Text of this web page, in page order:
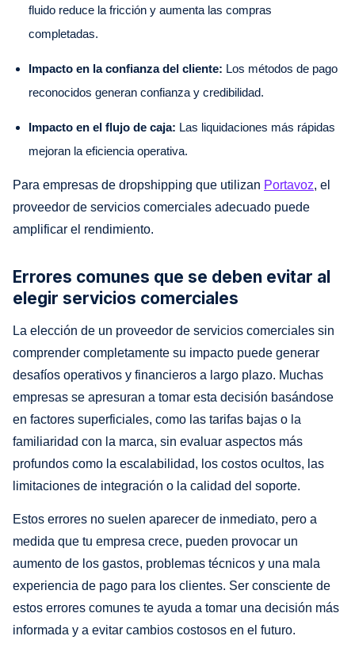
fluido reduce la fricción y aumenta las compras
completadas.
Impacto en la confianza del cliente: Los métodos de pago
reconocidos generan confianza y credibilidad.
Impacto en el flujo de caja: Las liquidaciones más rápidas
mejoran la eficiencia operativa.
Para empresas de dropshipping que utilizan Portavoz, el
proveedor de servicios comerciales adecuado puede
amplificar el rendimiento.
Errores comunes que se deben evitar al
elegir servicios comerciales
La elección de un proveedor de servicios comerciales sin
comprender completamente su impacto puede generar
desafíos operativos y financieros a largo plazo. Muchas
empresas se apresuran a tomar esta decisión basándose
en factores superficiales, como las tarifas bajas o la
familiaridad con la marca, sin evaluar aspectos más
profundos como la escalabilidad, los costos ocultos, las
limitaciones de integración o la calidad del soporte.
Estos errores no suelen aparecer de inmediato, pero a
medida que tu empresa crece, pueden provocar un
aumento de los gastos, problemas técnicos y una mala
experiencia de pago para los clientes. Ser consciente de
estos errores comunes te ayuda a tomar una decisión más
informada y a evitar cambios costosos en el futuro.